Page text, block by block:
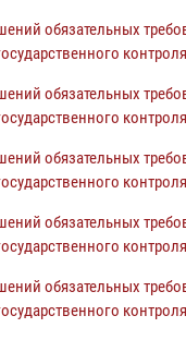
обязательных
обязательных
обязательных
обязательных
обязательных